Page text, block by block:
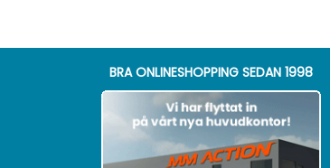
BRA ONLINESHOPPING SEDAN 1998